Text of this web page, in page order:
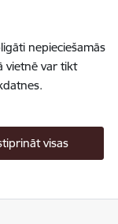
nepieciešamās
vietnē var tikt
visas